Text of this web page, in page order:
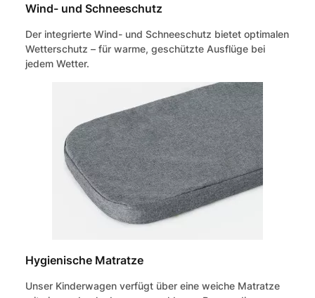
Wind- und Schneeschutz
Der integrierte Wind- und Schneeschutz bietet optimalen
Wetterschutz – für warme, geschützte Ausflüge bei
jedem Wetter.
Hygienische Matratze
Unser Kinderwagen verfügt über eine weiche Matratze